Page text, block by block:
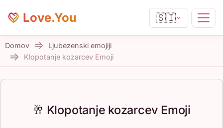
Love.You 🇸🇮
Domov
Ljubezenski emojiji
Klopotanje kozarcev Emoji
🥂 Klopotanje kozarcev Emoji